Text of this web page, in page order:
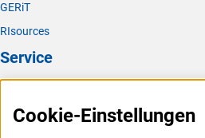
GERiT
RIsources
Service
FAQCookie-Einstellungen